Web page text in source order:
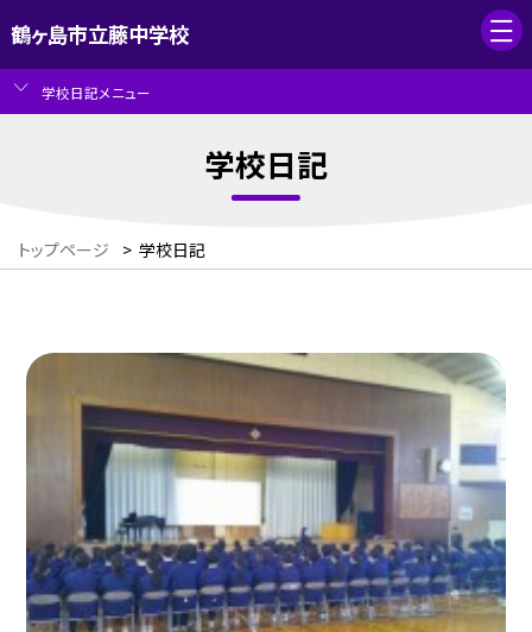
鶴ヶ島市立藤中学校
学校日記メニュー
学校日記
トップページ > 学校日記